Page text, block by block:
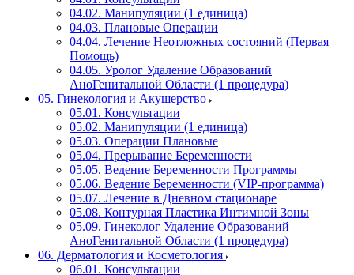
04.02. Манипуляции (1 единица)
04.03. Плановые Операции
04.04. Лечение Неотложных состояний (Первая
Помощь)
04.05. Уролог Удаление Образований
АноГенитальной Области (1 процедура)
05. Гинекология и Акушерство
05.01. Консультации
05.02. Манипуляции (1 единица)
05.03. Операции Плановые
05.04. Прерывание Беременности
05.05. Ведение Беременности Программы
05.06. Ведение Беременности (VIP-программа)
05.07. Лечение в Дневном стационаре
05.08. Контурная Пластика Интимной Зоны
05.09. Гинеколог Удаление Образований
АноГенитальной Области (1 процедура)
06. Дерматология и Косметология
06.01. Консультации